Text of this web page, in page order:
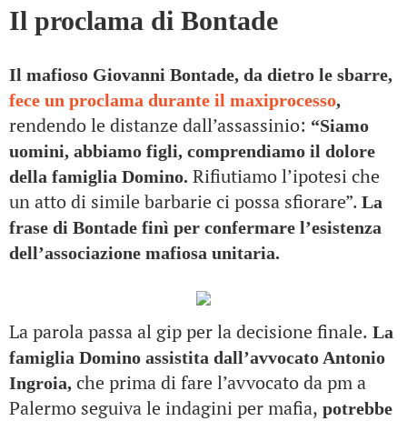
Il proclama di Bontade
Il mafioso Giovanni Bontade, da dietro le sbarre,
fece un proclama durante il maxiprocesso,
rendendo le distanze dall’assassinio: “Siamo
uomini, abbiamo figli, comprendiamo il dolore
della famiglia Domino. Rifiutiamo l’ipotesi che
un atto di simile barbarie ci possa sfiorare”. La
frase di Bontade finì per confermare l’esistenza
dell’associazione mafiosa unitaria.
La parola passa al gip per la decisione finale. La
famiglia Domino assistita dall’avvocato Antonio
Ingroia, che prima di fare l’avvocato da pm a
Palermo seguiva le indagini per mafia, potrebbe